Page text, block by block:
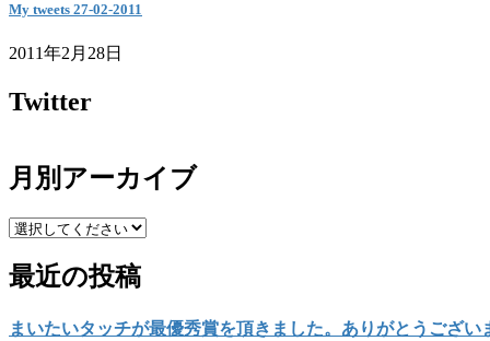
My tweets 27-02-2011
2011年2月28日
Twitter
月別アーカイブ
最近の投稿
まいたいタッチが最優秀賞を頂きました。ありがとうござい